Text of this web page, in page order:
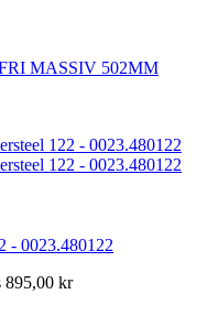
MASSIV 502MM
- 0023.480122
895,00 kr